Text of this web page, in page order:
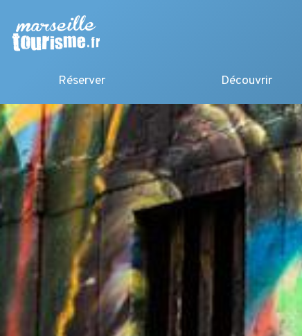
Réserver Découvrir